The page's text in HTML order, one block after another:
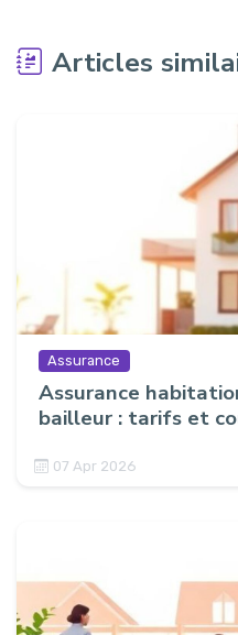
Articles
Assurance
Assurance
bailleur : tarifs et
07 Apr 2026